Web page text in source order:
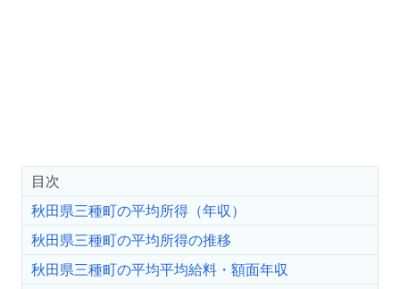
目次
秋田県三種町の平均所得（年収）
秋田県三種町の平均所得の推移
秋田県三種町の平均平均給料・額面年収